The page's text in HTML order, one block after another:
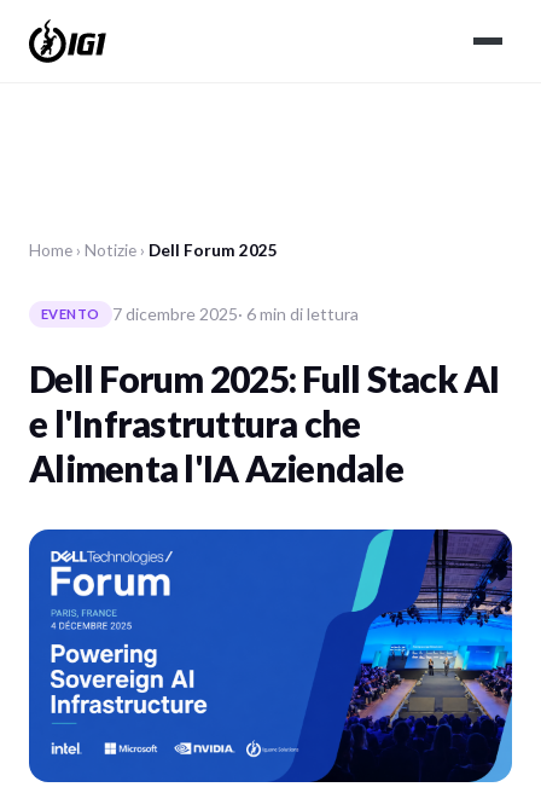
Home › Notizie › Dell Forum 2025
EVENTO 7 dicembre 2025· 6 min di lettura
Dell Forum 2025: Full Stack AI
e l'Infrastruttura che
Alimenta l'IA Aziendale